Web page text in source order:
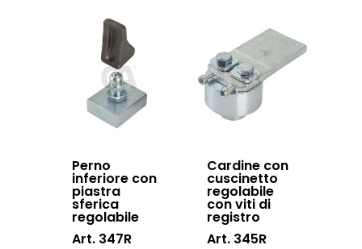
Perno
inferiore con
piastra
sferica
regolabile
Art. 347R
Cardine con
cuscinetto
regolabile
con viti di
registro
Art. 345R